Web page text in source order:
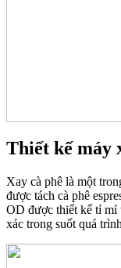
Thiết kế máy
Xay cà phê là một
được tách cà phê
OD được thiết kế tỉ mỉ
xác trong suốt quá